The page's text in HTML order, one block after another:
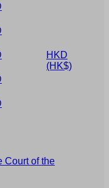
HKD
(HK$)
Court of the